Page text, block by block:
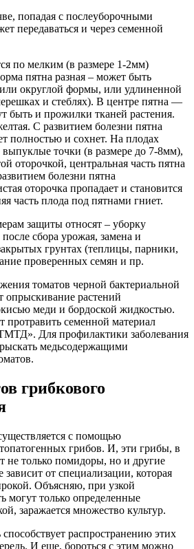
попадая с послеуборочными
передаваться и через семенной
по мелким (в размере 1-2мм)
пятна разная – может быть
округлой формы, или удлиненной
и стеблях). В центре пятна —
быть и прожилки тканей растения.
С развитием болезни пятна
полностью и сохнет. На плодах
точки (в размере до 7-8мм),
оторочкой, центральная часть пятна
болезни пятна
оторочка пропадает и становится
часть плода под пятнами гниет.
защиты относят – уборку
сбора урожая, замена и
грунтах (теплицы, парники,
проверенных семян и пр.
томатов черной бактериальной
опрыскивание растений
меди и бордоской жидкостью.
протравить семенной материал
Для профилактики заболевания
медьсодержащими
грибкового
с помощью
грибов. И, эти грибы, в
не только помидоры, но и другие
от специализации, которая
Объясняю, при узкой
могут только определенные
заражается множество культур.
распространению этих
И еще, бороться с этим можно